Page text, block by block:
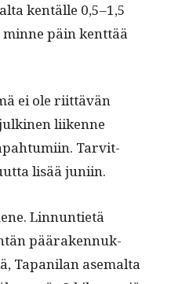
ken­tälle 0,5–1,5
päin kent­tää
ei ole riit­tävän
liikenne
Tarvit­
lisää juniin.
Lin­nun­ti­etä
pääraken­nuk­
Tapani­lan ase­mal­ta